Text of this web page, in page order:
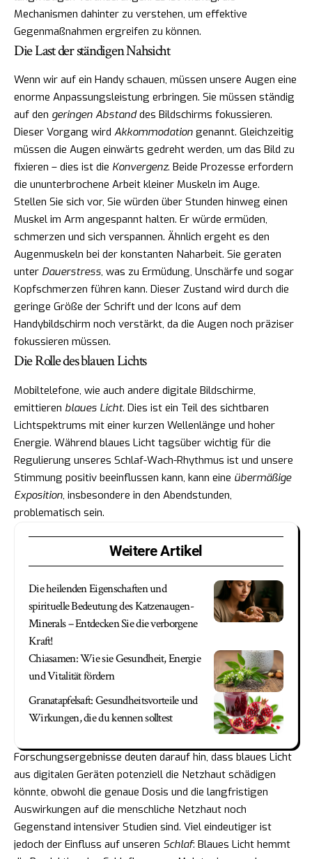
Mechanismen dahinter zu verstehen, um effektive
Gegenmaßnahmen ergreifen zu können.
Die Last der ständigen Nahsicht
Wenn wir auf ein Handy schauen, müssen unsere Augen eine
enorme Anpassungsleistung erbringen. Sie müssen ständig
auf den geringen Abstanddes Bildschirms fokussieren.
Dieser Vorgang wird Akkommodation genannt. Gleichzeitig
müssen die Augen einwärts gedreht werden, um das Bild zu
fixieren – dies ist die Konvergenz. Beide Prozesse erfordern
die ununterbrochene Arbeit kleiner Muskeln im Auge.
Stellen Sie sich vor, Sie würden über Stunden hinweg einen
Muskel im Arm angespannt halten. Er würde ermüden,
schmerzen und sich verspannen. Ähnlich ergeht es den
Augenmuskeln bei der konstanten Naharbeit. Sie geraten
unter Dauerstress, was zu Ermüdung, Unschärfe und sogar
Kopfschmerzen führen kann. Dieser Zustand wird durch die
geringe Größe der Schrift und der Icons auf dem
Handybildschirm noch verstärkt, da die Augen noch präziser
fokussieren müssen.
Die Rolle des blauen Lichts
Mobiltelefone, wie auch andere digitale Bildschirme,
emittieren blaues Licht. Dies ist ein Teil des sichtbaren
Lichtspektrums mit einer kurzen Wellenlänge und hoher
Energie. Während blaues Licht tagsüber wichtig für die
Regulierung unseres Schlaf-Wach-Rhythmus ist und unsere
Stimmung positiv beeinflussen kann, kann eine übermäßige
Exposition, insbesondere in den Abendstunden,
problematisch sein.
Weitere Artikel
Die heilenden Eigenschaften und
spirituelle Bedeutung des Katzenaugen-
Minerals – Entdecken Sie die verborgene
Kraft!
Chiasamen: Wie sie Gesundheit, Energie
und Vitalität fördern
Granatapfelsaft: Gesundheitsvorteile und
Wirkungen, die du kennen solltest
Forschungsergebnisse deuten darauf hin, dass blaues Licht
aus digitalen Geräten potenziell die Netzhaut schädigen
könnte, obwohl die genaue Dosis und die langfristigen
Auswirkungen auf die menschliche Netzhaut noch
Gegenstand intensiver Studien sind. Viel eindeutiger ist
jedoch der Einfluss auf unseren Schlaf: Blaues Licht hemmt